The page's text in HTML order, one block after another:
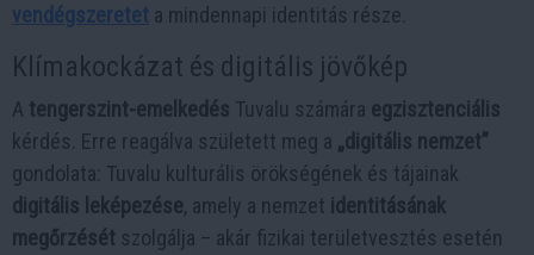
vendégszeretet a mindennapi identitás része.
Klímakockázat és digitális jövőkép
A tengerszint-emelkedés Tuvalu számára egzisztenciális
kérdés. Erre reagálva született meg a „digitális nemzet”
gondolata: Tuvalu kulturális örökségének és tájainak
digitális leképezése, amely a nemzet identitásának
megőrzését szolgálja – akár fizikai területvesztés esetén